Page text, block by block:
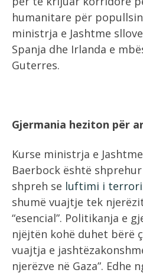
humanitare për
ministrja e Jashtme
Spanja dhe Irlanda e
Guterres.
Gjermania heziton për
Kurse ministrja e
Baerbock është
shpreh se luftimi i
shumë vuajtje tek
“esencial”. Politikanja e
njëjtën kohë duhet bërë
vuajtja e
njerëzve në Gaza”. Edhe